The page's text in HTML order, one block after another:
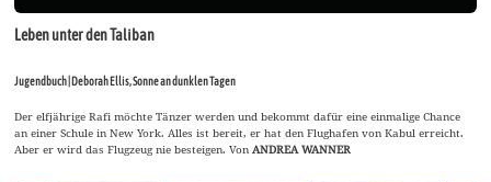
Leben unter den Taliban
Jugendbuch | Deborah Ellis, Sonne an dunklen Tagen
Der elfjährige Rafi möchte Tänzer werden und bekommt dafür eine einmalige Chance
an einer Schule in New York. Alles ist bereit, er hat den Flughafen von Kabul erreicht.
Aber er wird das Flugzeug nie besteigen. Von ANDREA WANNER